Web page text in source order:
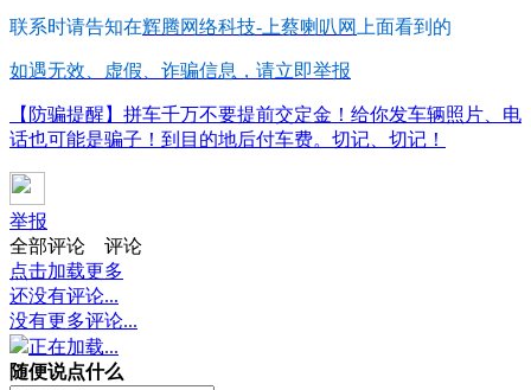
联系时请告知在辉腾网络科技-上蔡喇叭网 上面看到的
如遇无效、虚假、诈骗信息，请立即举报
【防骗提醒】拼车千万不要提前交定金！给你发车辆照片、电
话也可能是骗子！到目的地后付车费。切记、切记！
举报
全部评论
评论
点击加载更多
还没有评论...
没有更多评论...
正在加载...
随便说点什么